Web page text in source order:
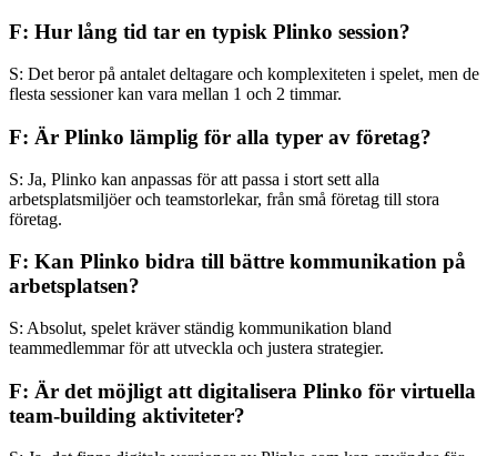
F: Hur lång tid tar en typisk Plinko session?
S: Det beror på antalet deltagare och komplexiteten i spelet, men de
flesta sessioner kan vara mellan 1 och 2 timmar.
F: Är Plinko lämplig för alla typer av företag?
S: Ja, Plinko kan anpassas för att passa i stort sett alla
arbetsplatsmiljöer och teamstorlekar, från små företag till stora
företag.
F: Kan Plinko bidra till bättre kommunikation på
arbetsplatsen?
S: Absolut, spelet kräver ständig kommunikation bland
teammedlemmar för att utveckla och justera strategier.
F: Är det möjligt att digitalisera Plinko för virtuella
team-building aktiviteter?